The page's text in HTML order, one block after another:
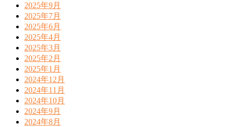
2025年9月
2025年7月
2025年6月
2025年4月
2025年3月
2025年2月
2025年1月
2024年12月
2024年11月
2024年10月
2024年9月
2024年8月